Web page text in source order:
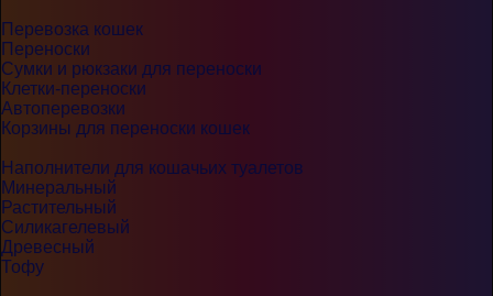
Перевозка кошек
Переноски
Сумки и рюкзаки для переноски
Клетки-переноски
Автоперевозки
Корзины для переноски кошек
Наполнители для кошачьих туалетов
Минеральный
Растительный
Силикагелевый
Древесный
Тофу